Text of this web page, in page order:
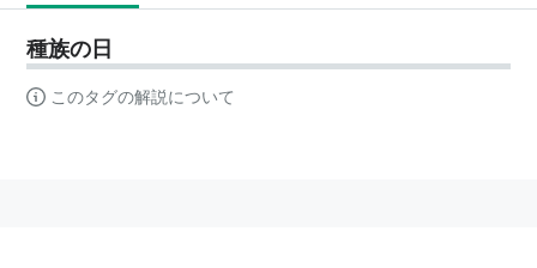
種族の日
このタグの解説について